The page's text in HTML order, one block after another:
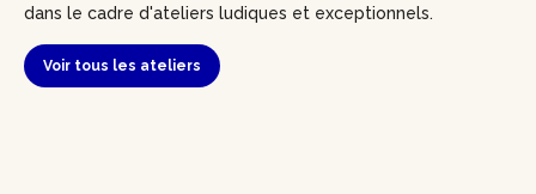
dans le cadre d'ateliers ludiques et exceptionnels.
Voir tous les ateliers